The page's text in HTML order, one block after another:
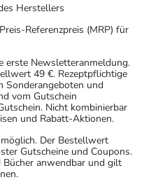
Herstellers
Referenzpreis (MRP) für
erste Newsletteranmeldung.
49 €. Rezeptpflichtige
Sonderangeboten und
vom Gutschein
Nicht kombinierbar
und Rabatt-Aktionen.
Der Bestellwert
Gutscheine und Coupons.
anwendbar und gilt